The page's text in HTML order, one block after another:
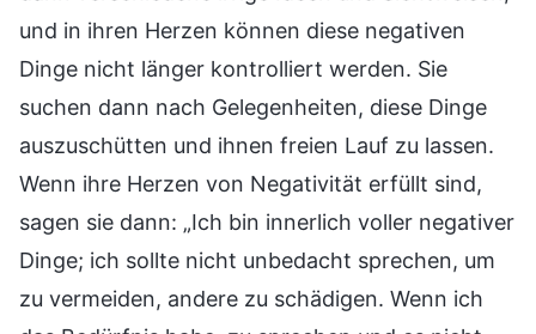
und in ihren Herzen können diese negativen
Dinge nicht länger kontrolliert werden. Sie
suchen dann nach Gelegenheiten, diese Dinge
auszuschütten und ihnen freien Lauf zu lassen.
Wenn ihre Herzen von Negativität erfüllt sind,
sagen sie dann: „Ich bin innerlich voller negativer
Dinge; ich sollte nicht unbedacht sprechen, um
zu vermeiden, andere zu schädigen. Wenn ich